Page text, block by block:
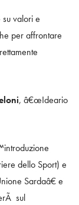
valori e
per affrontare
, â€œIdeario
dello Sport) e
Sardaâ€ e
sul